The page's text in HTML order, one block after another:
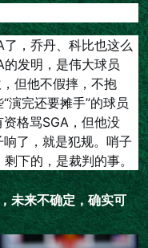
，乔丹、科比也这么
发明，是伟大球员
但他不假摔，不抱
演完还要摊手”的球员
格骂SGA，但他没
了，就是犯规。哨子
下的，是裁判的事。
未来不确定，确实可